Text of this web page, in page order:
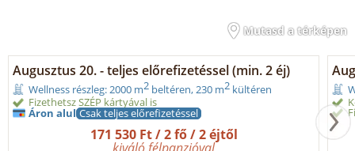
Mutasd a térképen
Augusztus 20. - teljes előrefizetéssel (min. 2 éj)
Wellness részleg: 2000 m2 beltéren, 230 m2 kültéren
Fizethetsz SZÉP kártyával is
Áron alul Csak teljes előrefizetéssel
171 530 Ft / 2 fő / 2 éjtől